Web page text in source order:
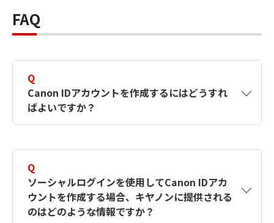
FAQ
Q
Canon IDアカウントを作成するにはどうすれ
ばよいですか？
す。詳しい作成方法は【カメラ】Canon IDとは
何ですか？Canon IDの作成方法は？をご確認く
ださい。
Q
ソーシャルログインを使用してCanon IDアカ
ウントを作成する場合、キヤノンに提供される
のはどのような情報ですか？